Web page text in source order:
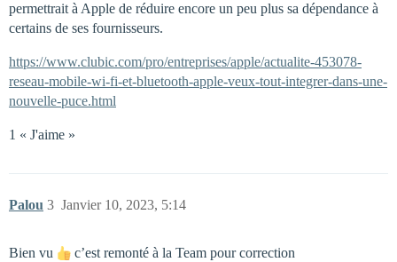
permettrait à Apple de réduire encore un peu plus sa dépendance à
certains de ses fournisseurs.
https://www.clubic.com/pro/entreprises/apple/actualite-453078-
reseau-mobile-wi-fi-et-bluetooth-apple-veux-tout-integrer-dans-une-
nouvelle-puce.html
1 « J'aime »
Palou Janvier 10, 2023, 5:14
3
Bien vu c’est remonté à la Team pour correction